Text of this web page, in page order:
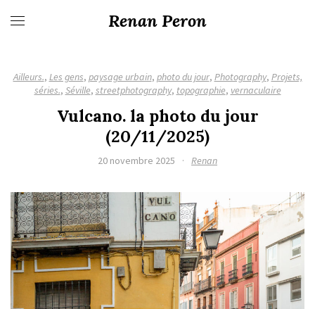
Renan Peron
Ailleurs., Les gens, paysage urbain, photo du jour, Photography, Projets,
séries., Séville, streetphotography, topographie, vernaculaire
Vulcano. la photo du jour
(20/11/2025)
20 novembre 2025 · Renan